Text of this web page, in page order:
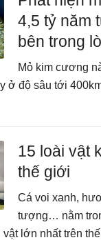
4,5 tỷ năm
bên trong
Mỏ kim cương
ở độ sâu tới
15 loài vật
thế giới
Cá voi xanh,
tượng… nằm
lớn nhất trên